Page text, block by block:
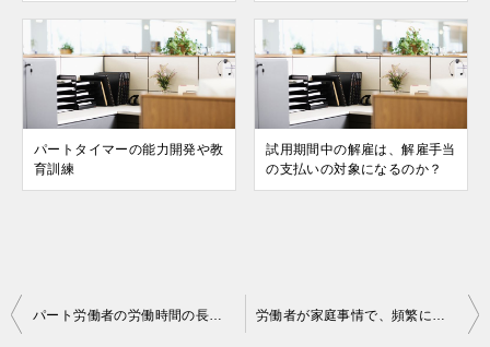
パートタイマーの能⼒開発や教
育訓練
試⽤期間中の解雇は、解雇⼿当
の⽀払いの対象になるのか？
投
パート労働者の労働時間の⻑さや始業・終業時間の設定 労働者が家庭事情で、頻繁に労働時間などを変更する場合